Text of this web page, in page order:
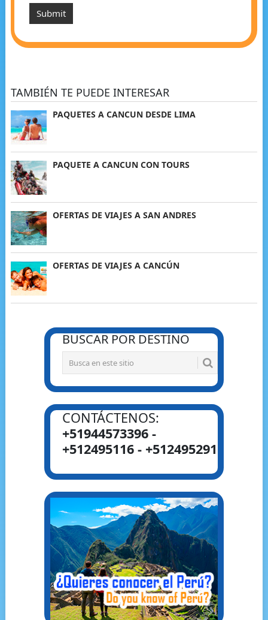
TAMBIÉN TE PUEDE INTERESAR
PAQUETES A CANCUN DESDE LIMA
PAQUETE A CANCUN CON TOURS
OFERTAS DE VIAJES A SAN ANDRES
OFERTAS DE VIAJES A CANCÚN
BUSCAR POR DESTINO
CONTÁCTENOS:
+51944573396 -
+512495116 - +512495291